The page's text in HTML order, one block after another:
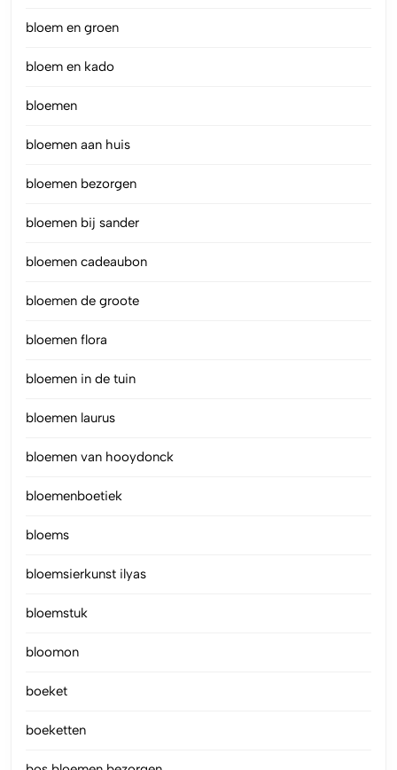
bloem en groen
bloem en kado
bloemen
bloemen aan huis
bloemen bezorgen
bloemen bij sander
bloemen cadeaubon
bloemen de groote
bloemen flora
bloemen in de tuin
bloemen laurus
bloemen van hooydonck
bloemenboetiek
bloems
bloemsierkunst ilyas
bloemstuk
bloomon
boeket
boeketten